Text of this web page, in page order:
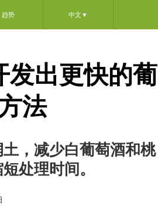
趋势 中文 ▼
发出更快的葡
法
，减少白葡萄酒和桃
处理时间。